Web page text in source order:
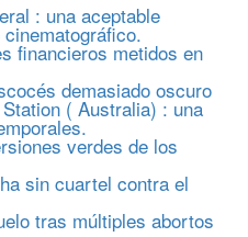
: una aceptable
financieros metidos en
demasiado oscuro
( Australia) : una
verdes de los
sin cuartel contra el
tras múltiples abortos